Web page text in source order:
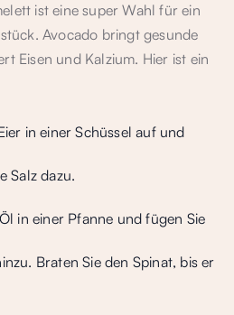
ist eine super Wahl für ein
Avocado bringt gesunde
Eisen und Kalzium. Hier ist ein
in einer Schüssel auf und
Salz dazu.
in einer Pfanne und fügen Sie
Braten Sie den Spinat, bis er